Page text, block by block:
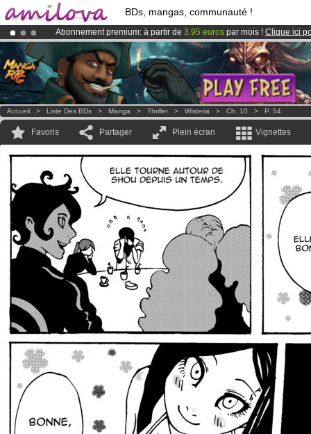
BDs, mangas, communauté !
Abonnement premium: à partir de 3.95 euros par mois ! Clique ici
Déjà 100000membreset 1000BDs & Mangas!
LeKickstarter Amilova est désormais lancé
Accueil > Liste Des BDs > Manga > Thriller > Wisteria > Ch. 10 > P. 54
Favoris Partager Plein écran Vignettes